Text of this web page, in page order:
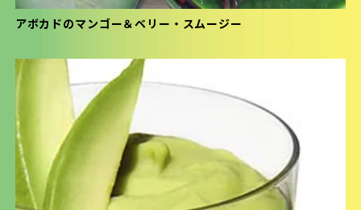
アボカドのマンゴー＆ベリー・スムージー